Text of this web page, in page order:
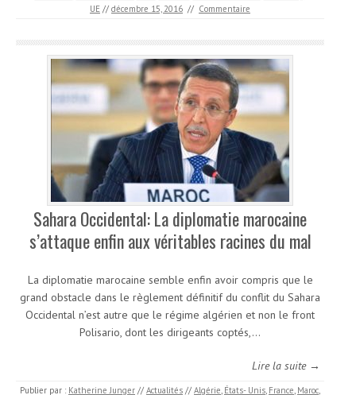
UE // décembre 15, 2016 // Commentaire
Sahara Occidental: La diplomatie marocaine
s’attaque enfin aux véritables racines du mal
La diplomatie marocaine semble enfin avoir compris que le
grand obstacle dans le règlement définitif du conflit du Sahara
Occidental n’est autre que le régime algérien et non le front
Polisario, dont les dirigeants coptés,…
Lire la suite →
Publier par : Katherine Junger // Actualités // Algérie, États- Unis, France, Maroc,